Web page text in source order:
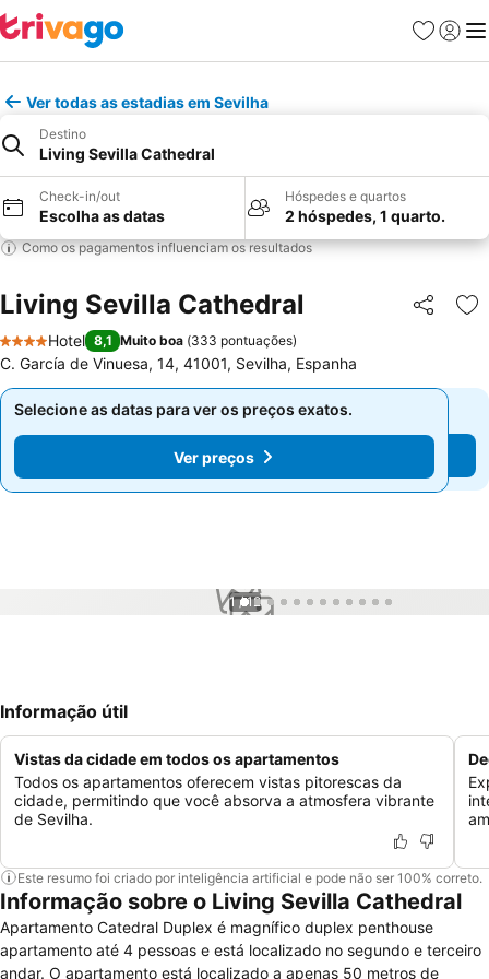
Favoritos
Iniciar
Ver todas as estadias em Sevilha
Destino
Living Sevilla Cathedral
Check-in/out
Escolha as datas
Hóspedes e quartos
2 hóspedes, 1 quarto.
Como os pagamentos influenciam os resultados
Living Sevilla Cathedral Partilhar
4 Estrelas
Hotel 8,1 Muito boa (333 pontuações)
C. García de Vinuesa, 14, 41001, Sevilha, Espanha
Selecione as datas para ver os preços exatos.
Ver preços
Selecione as datas para ver os preços exatos.
Ver preços
1 / 12
Informação útil
Vistas da cidade em todos os apartamentos
Todos os apartamentos oferecem vistas pitorescas da
cidade, permitindo que você absorva a atmosfera vibrante
de Sevilha.
Este resumo foi criado por inteligência artificial e pode não ser 100% correto.
Informação sobre o Living Sevilla Cathedral
Apartamento Catedral Duplex é magnífico duplex penthouse
apartamento até 4 pessoas e está localizado no segundo e terceiro
andar. O apartamento está localizado a apenas 50 metros de